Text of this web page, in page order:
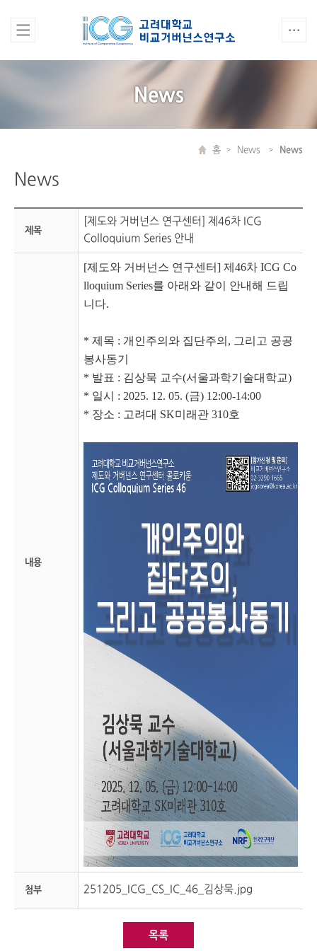
News
홈 News News
News
제목
[제도와 거버넌스 연구센터] 제46차 ICG
Colloquium Series 안내
내용
[제도와 거버넌스 연구센터] 제46차 ICG Co
lloquium Series를 아래와 같이 안내해 드립
니다.
* 제목 : 개인주의와 집단주의, 그리고 공공
봉사동기
* 발표 : 김상묵 교수(서울과학기술대학교)
* 일시 : 2025. 12. 05. (금) 12:00-14:00
* 장소 : 고려대 SK미래관 310호
첨부 251205_ICG_CS_IC_46_김상묵.jpg
목록